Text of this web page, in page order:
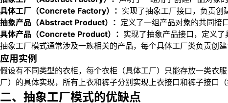
具体工厂（Concrete Factory）： 实现了抽象工厂接口，负责创
抽象产品（Abstract Product）： 定义了一组产品对象的共同接
具体产品（Concrete Product）： 实现了抽象产品接口，定义了
抽象工厂模式通常涉及一族相关的产品，每个具体工厂类负责创
应用实例
假设有不同类型的衣柜，每个衣柜（具体工厂）只能存放一类衣
厂）的具体实现，所有上衣和裤子分别实现上衣接口和裤子接口（
二、抽象工厂模式的优缺点